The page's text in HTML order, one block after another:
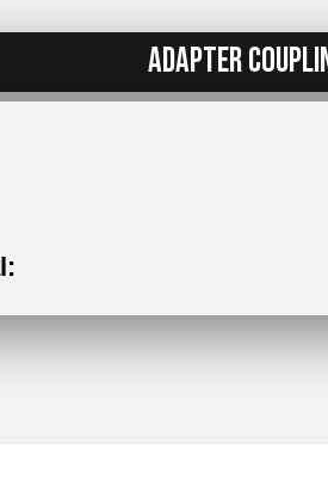
ADAPTER